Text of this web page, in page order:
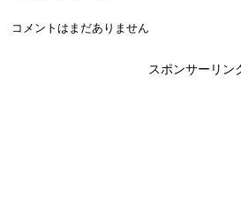
コメントはまだありません
スポンサーリン